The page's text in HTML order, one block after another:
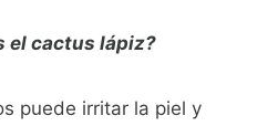
el cactus lápiz?
puede irritar la piel y